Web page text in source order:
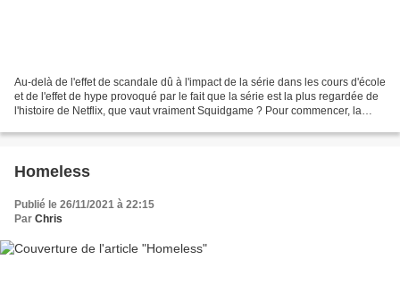
Au-delà de l'effet de scandale dû à l'impact de la série dans les cours d'école
et de l'effet de hype provoqué par le fait que la série est la plus regardée de
l'histoire de Netflix, que vaut vraiment Squidgame ? Pour commencer, la
Homeless
Publié le 26/11/2021 à 22:15
Par Chris